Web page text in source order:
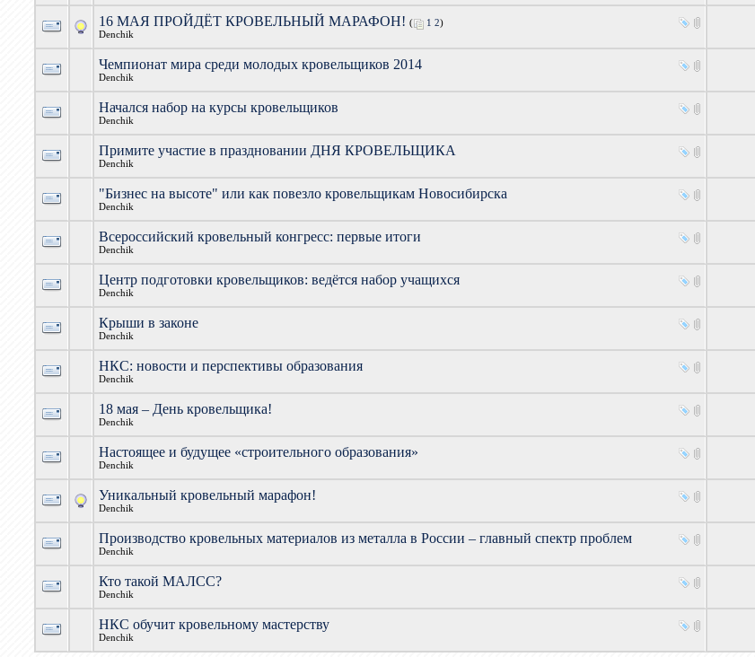
16 МАЯ ПРОЙДЁТ КРОВЕЛЬНЫЙ МАРАФОН! ( 1 2)
Denchik
Чемпионат мира среди молодых кровельщиков 2014
Denchik
Начался набор на курсы кровельщиков
Denchik
Примите участие в праздновании ДНЯ КРОВЕЛЬЩИКА
Denchik
"Бизнес на высоте" или как повезло кровельщикам Новосибирска
Denchik
Всероссийский кровельный конгресс: первые итоги
Denchik
Центр подготовки кровельщиков: ведётся набор учащихся
Denchik
Крыши в законе
Denchik
НКС: новости и перспективы образования
Denchik
18 мая – День кровельщика!
Denchik
Настоящее и будущее «строительного образования»
Denchik
Уникальный кровельный марафон!
Denchik
Производство кровельных материалов из металла в России – главный спектр проблем
Denchik
Кто такой МАЛСС?
Denchik
НКС обучит кровельному мастерству
Denchik